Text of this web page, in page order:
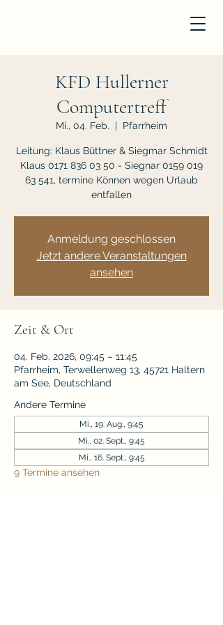
KFD Hullerner
Computertreff
Mi., 04. Feb.
  |
Pfarrheim
Leitung: Klaus Büttner & Siegmar Schmidt
Klaus 0171 836 03 50 - Siegnar 0159 019
63 541, termine Können wegen Urlaub
entfallen
Anmeldung geschlossen
Jetzt andere Veranstaltungen
ansehen
Zeit & Ort
04. Feb. 2026, 09:45 – 11:45
Pfarrheim, Terwellenweg 13, 45721 Haltern
am See, Deutschland
Andere Termine
Mi., 19. Aug., 9:45
Mi., 02. Sept., 9:45
Mi., 16. Sept., 9:45
9 Termine ansehen